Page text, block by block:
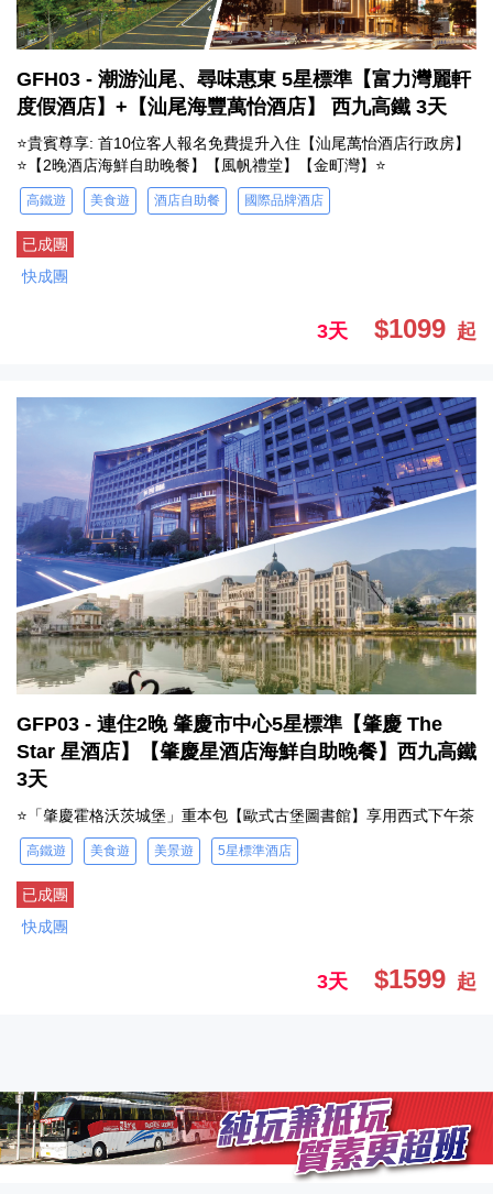
GFH03 - 潮游汕尾、尋味惠東 5星標準【富力灣麗軒
度假酒店】+【汕尾海豐萬怡酒店】 西九高鐵 3天
⭐貴賓尊享: 首10位客人報名免費提升入住【汕尾萬怡酒店行政房】
⭐【2晚酒店海鮮自助晚餐】【風帆禮堂】【金町灣】⭐
高鐵遊 美食遊 酒店自助餐 國際品牌酒店
已成團
快成團
3天 $1099 起
GFP03 - 連住2晚 肇慶市中心5星標準【肇慶 The
Star 星酒店】【肇慶星酒店海鮮自助晚餐】西九高鐵
3天
⭐「肇慶霍格沃茨城堡」重本包【歐式古堡圖書館】享用西式下午茶
高鐵遊 美食遊 美景遊 5星標準酒店
已成團
快成團
3天 $1599 起